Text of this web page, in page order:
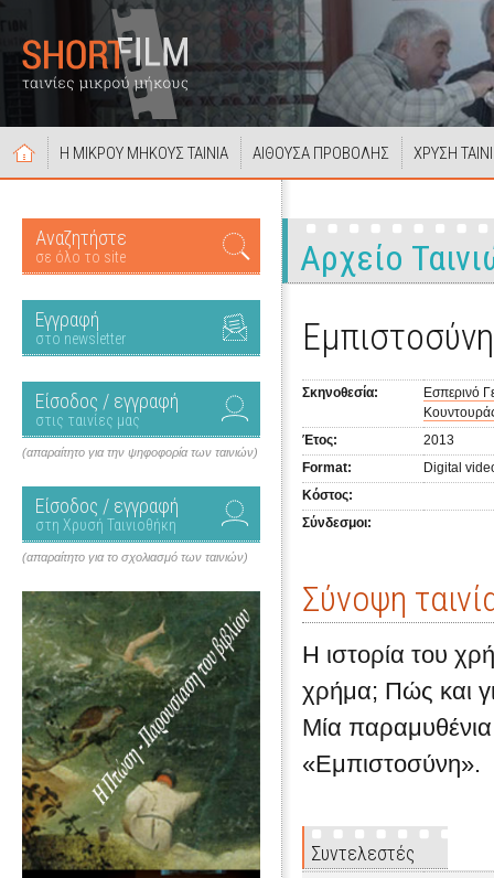
Η ΜΙΚΡΟΥ ΜΗΚΟΥΣ ΤΑΙΝΙΑ ΑΙΘΟΥΣΑ ΠΡΟΒΟΛΗΣ ΧΡΥΣΗ
Αναζητήστε
σε όλο το site
Εγγραφή
στο newsletter
Είσοδος / εγγραφή
στις ταινίες μας
(απαραίτητο για την ψηφοφορία των ταινιών)
Είσοδος / εγγραφή
στη Χρυσή Ταινιοθήκη
(απαραίτητο για το σχολιασμό των ταινιών)
Αρχείο
Εμπιστοσύνη
Σκηνοθεσία:
Εσπερινό
Έτος:
2013
Format:
Digital
Κόστος:
Σύνδεσμοι:
Σύνοψη
Η ιστορία του
χρήμα; Πώς και
Μία παραμυθένια
«Εμπιστοσύνη».
Συντελεστές